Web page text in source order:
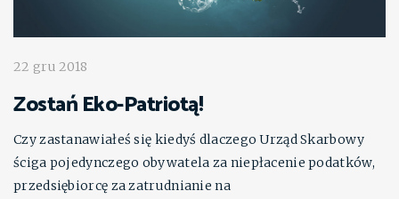
22 gru 2018
Zostań Eko-Patriotą!
Czy zastanawiałeś się kiedyś dlaczego Urząd Skarbowy
ściga pojedynczego obywatela za niepłacenie podatków,
przedsiębiorcę za zatrudnianie na